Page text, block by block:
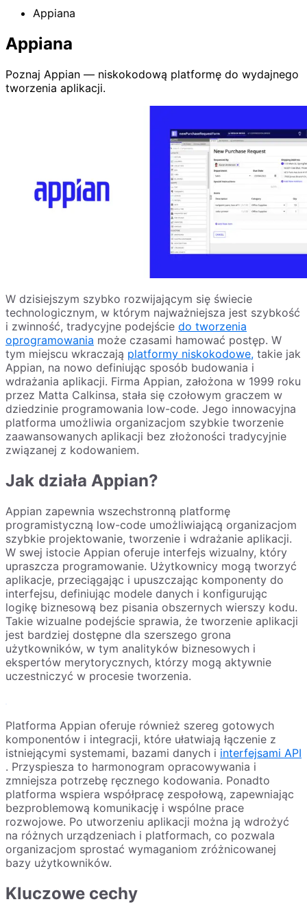
Appiana
Appiana
Poznaj Appian — niskokodową platformę do wydajnego
tworzenia aplikacji.
W dzisiejszym szybko rozwijającym się świecie
technologicznym, w którym najważniejsza jest szybkość
i zwinność, tradycyjne podejście do tworzenia
oprogramowania może czasami hamować postęp. W
tym miejscu wkraczają platformy niskokodowe, takie jak
Appian, na nowo definiując sposób budowania i
wdrażania aplikacji. Firma Appian, założona w 1999 roku
przez Matta Calkinsa, stała się czołowym graczem w
dziedzinie programowania low-code. Jego innowacyjna
platforma umożliwia organizacjom szybkie tworzenie
zaawansowanych aplikacji bez złożoności tradycyjnie
związanej z kodowaniem.
Jak działa Appian?
Appian zapewnia wszechstronną platformę
programistyczną low-code umożliwiającą organizacjom
szybkie projektowanie, tworzenie i wdrażanie aplikacji.
W swej istocie Appian oferuje interfejs wizualny, który
upraszcza programowanie. Użytkownicy mogą tworzyć
aplikacje, przeciągając i upuszczając komponenty do
interfejsu, definiując modele danych i konfigurując
logikę biznesową bez pisania obszernych wierszy kodu.
Takie wizualne podejście sprawia, że ​​tworzenie aplikacji
jest bardziej dostępne dla szerszego grona
użytkowników, w tym analityków biznesowych i
ekspertów merytorycznych, którzy mogą aktywnie
uczestniczyć w procesie tworzenia.
Platforma Appian oferuje również szereg gotowych
komponentów i integracji, które ułatwiają łączenie z
istniejącymi systemami, bazami danych i interfejsami API
. Przyspiesza to harmonogram opracowywania i
zmniejsza potrzebę ręcznego kodowania. Ponadto
platforma wspiera współpracę zespołową, zapewniając
bezproblemową komunikację i wspólne prace
rozwojowe. Po utworzeniu aplikacji można ją wdrożyć
na różnych urządzeniach i platformach, co pozwala
organizacjom sprostać wymaganiom zróżnicowanej
bazy użytkowników.
Kluczowe cechy